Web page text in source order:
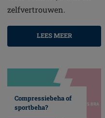
zelfvertrouwen.
LEES MEER
Compressiebeha of
sportbeha?